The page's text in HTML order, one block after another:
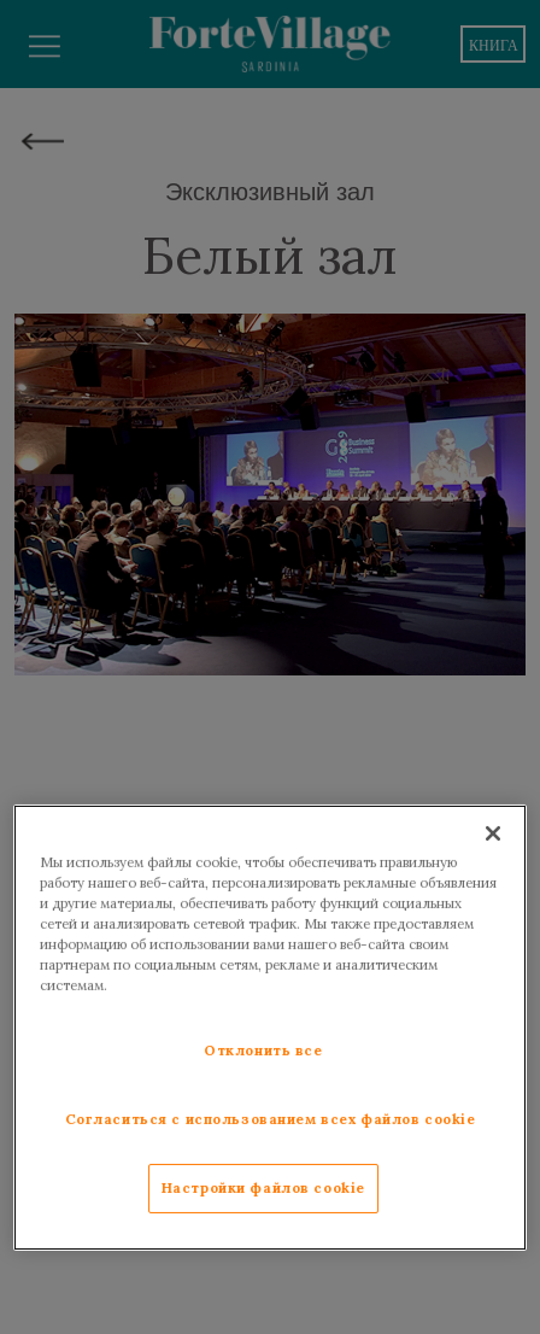
КНИГА
Эксклюзивный зал
Белый зал
Мы используем файлы cookie, чтобы обеспечивать правильную
работу нашего веб-сайта, персонализировать рекламные объявления
и другие материалы, обеспечивать работу функций социальных
сетей и анализировать сетевой трафик. Мы также предоставляем
информацию об использовании вами нашего веб-сайта своим
партнерам по социальным сетям, рекламе и аналитическим
системам.
Отклонить все
Согласиться с использованием всех файлов cookie
Настройки файлов cookie